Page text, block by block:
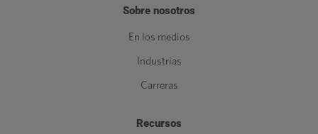
Sobre nosotros
En los medios
Industrias
Carreras
Recursos